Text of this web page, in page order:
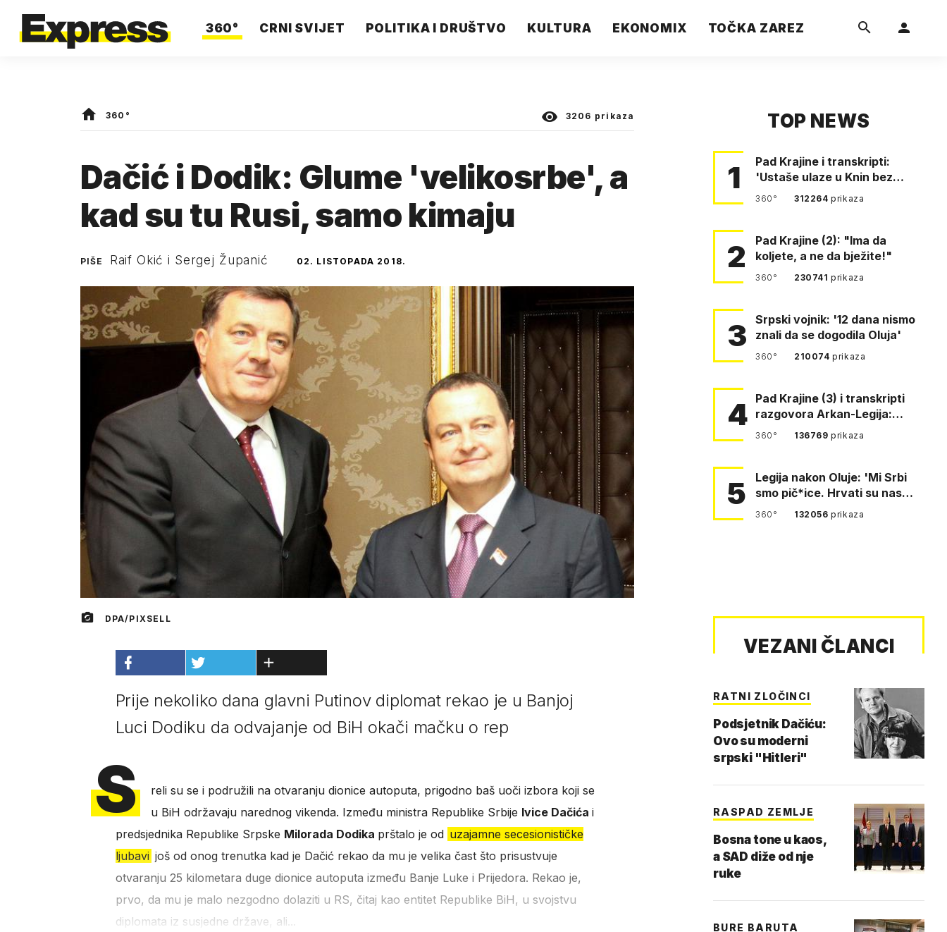
360° CRNI SVIJET POLITIKA I DRUŠTVO KULTURA EKONOMIX TOČKA ZAREZ
360° 3206 prikaza
Dačić i Dodik: Glume 'velikosrbe', a
kad su tu Rusi, samo kimaju
PIŠE Raif Okić i Sergej Županić 02. LISTOPADA 2018.
DPA/PIXSELL
Prije nekoliko dana glavni Putinov diplomat rekao je u Banjoj
Luci Dodiku da odvajanje od BiH okači mačku o rep
S
reli su se i podružili na otvaranju dionice autoputa, prigodno baš uoči izbora koji se
u BiH održavaju narednog vikenda. Između ministra Republike Srbije Ivice Dačića i
predsjednika Republike Srpske Milorada Dodika prštalo je od uzajamne secesionističke
ljubavijoš od onog trenutka kad je Dačić rekao da mu je velika čast što prisustvuje
otvaranju 25 kilometara duge dionice autoputa između Banje Luke i Prijedora. Rekao je,
prvo, da mu je malo nezgodno dolaziti u RS, čitaj kao entitet Republike BiH, u svojstvu
diplomata iz susjedne države, ali...
TOP NEWS
1
Pad Krajine i transkripti:
'Ustaše ulaze u Knin bez
borbe. Mile, ovo je bežanij…
360° 312264prikaza
2
Pad Krajine (2): "Ima da
koljete, a ne da bježite!"
360° 230741prikaza
3
Srpski vojnik: '12 dana nismo
znali da se dogodila Oluja'
360° 210074prikaza
4 Pad Krajine (3) i transkripti
razgovora Arkan-Legija:
'Čujem, prelazite ustašam…
360° 136769prikaza
5
Legija nakon Oluje: 'Mi Srbi
smo pič*ice. Hrvati su nas
pomeli!'
360° 132056prikaza
VEZANI ČLANCI
RATNI ZLOČINCI
Podsjetnik Dačiću:
Ovo su moderni
srpski "Hitleri"
RASPAD ZEMLJE
Bosna tone u kaos,
a SAD diže od nje
ruke
BURE BARUTA